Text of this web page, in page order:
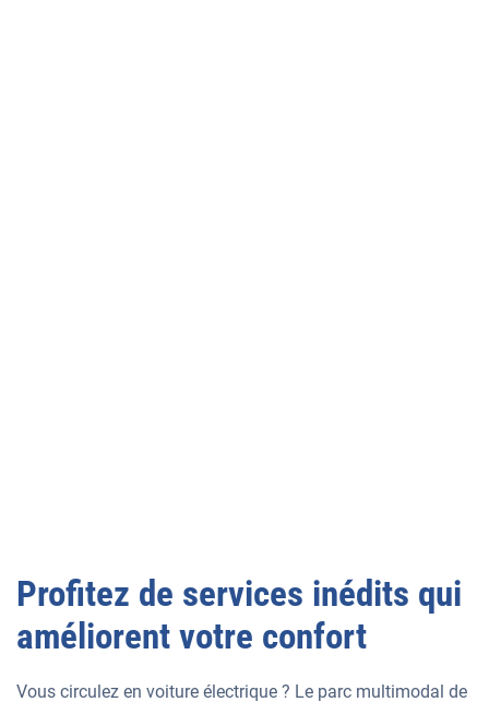
Profitez de services inédits qui
améliorent votre confort
Vous circulez en voiture électrique ? Le parc multimodal de